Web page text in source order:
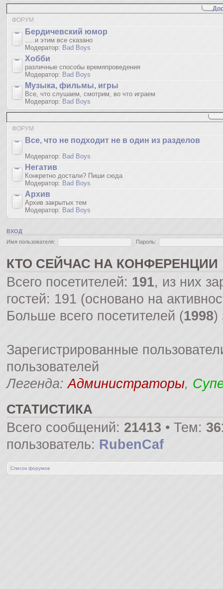
ФОРУМ
Бердичевский юмop
.....и этим все сказано
Модератор: Bad Boys
Хобби
различные способы времяпроведения
Модератор: Bad Boys
Музыка, фильмы, игры
Все, что слушаем, смотрим, во что играем
Модератор: Bad Boys
ФОРУМ
Все, что не подходит не в один из разделов
Модератор: Bad Boys
Негатив
Конкретно достали? Пиши сюда
Модератор: Bad Boys
Архив
Архив закрытых тем
Модератор: Bad Boys
ВХОД
Имя пользователя:
Пароль:
КТО СЕЙЧАС НА КОНФЕРЕНЦИИ
Всего посетителей: 191, из них
гостей: 191 (основано на
Больше всего посетителей (1998)
Зарегистрированные
пользователей
Легенда:Администраторы,
СТАТИСТИКА
Всего сообщений: 21413 • Тем:
пользователь: RubenCaf
Список форумов